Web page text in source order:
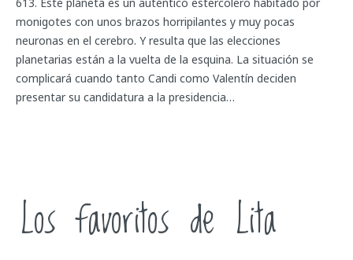
monigotes con unos brazos horripilantes y muy pocas
neuronas en el cerebro. Y resulta que las elecciones
planetarias están a la vuelta de la esquina. La situación se
complicará cuando tanto Candi como Valentín deciden
presentar su candidatura a la presidencia…
Los favoritos de Lita